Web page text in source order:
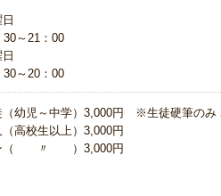
30～21：00
30～20：00
（幼児～中学）3,000円 ※生徒硬筆のみ
（高校生以上）3,000円
（ 〃 ）3,000円